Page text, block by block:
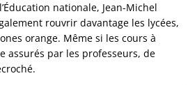
nationale, Jean-Michel
rouvrir davantage les lycées,
orange. Même si les cours à
assurés par les professeurs, de